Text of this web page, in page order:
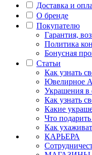
Доставка и
О бренде
Покупателю
Гарантия,
Политика
Бонусная
Статьи
Как узнать
Ювелирное
Украшения в
Как узнать
Какие
Что
Как
КАРЬЕРА